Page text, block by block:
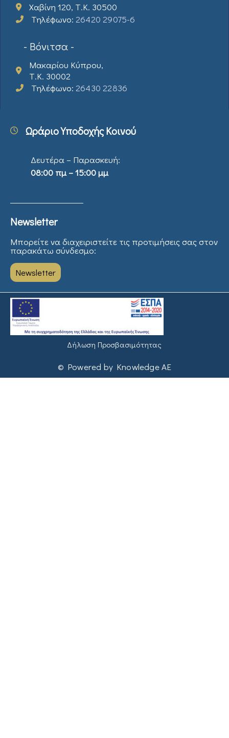
Χαβίνη 120, Τ.Κ. 30500
Τηλέφωνο: 26420 29075-6
- Βόνιτσα -
Μακαρίου Κύπρου,
Τ.Κ. 30002
Τηλέφωνο: 26430 22836
Ωράριο Υποδοχής Κοινού
Δευτέρα – Παρασκευή:
08:00 πμ – 15:00 μμ
Newsletter
Μπορείτε να διαχειριστείτε τις προτιμήσεις σας στον
παρακάτω σύνδεσμο:
Newsletter
Δήλωση Προσβασιμότητας
© Powered by Knowledge AE